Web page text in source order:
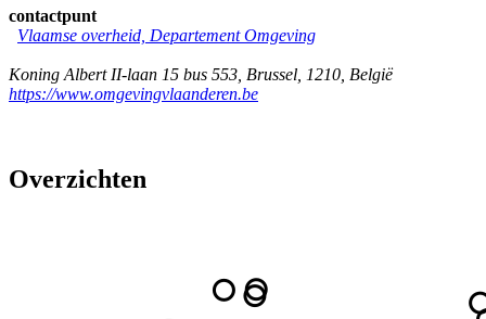
contactpunt
Vlaamse overheid, Departement Omgeving
Koning Albert II-laan 15 bus 553 Brussel 1210 België
https://www.omgevingvlaanderen.be
Overzichten